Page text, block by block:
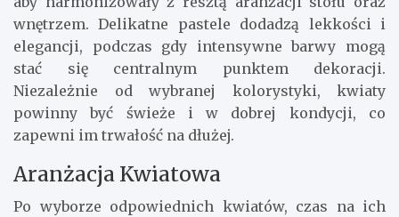
wnętrzem. Delikatne pastele dodadzą lekkości i
elegancji, podczas gdy intensywne barwy mogą
stać się centralnym punktem dekoracji.
Niezależnie od wybranej kolorystyki, kwiaty
powinny być świeże i w dobrej kondycji, co
zapewni im trwałość na dłużej.
Aranżacja Kwiatowa
Po wyborze odpowiednich kwiatów, czas na ich